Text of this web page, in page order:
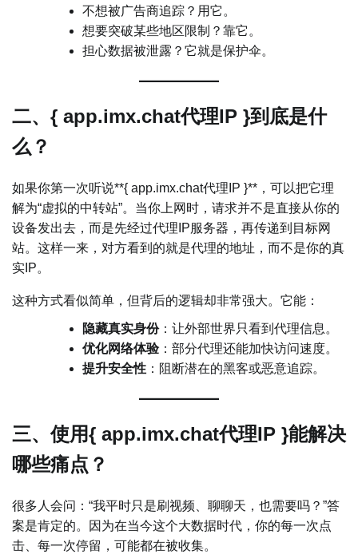
不想被广告商追踪？用它。
想要突破某些地区限制？靠它。
担心数据被泄露？它就是保护伞。
二、{ app.imx.chat代理IP }到底是什
么？
如果你第一次听说**{ app.imx.chat代理IP }**，可以把它理
解为“虚拟的中转站”。当你上网时，请求并不是直接从你的
设备发出去，而是先经过代理IP服务器，再传递到目标网
站。这样一来，对方看到的就是代理的地址，而不是你的真
实IP。
这种方式看似简单，但背后的逻辑却非常强大。它能：
隐藏真实身份：让外部世界只看到代理信息。
优化网络体验：部分代理还能加快访问速度。
提升安全性 ：阻断潜在的黑客或恶意追踪。
三、使用{ app.imx.chat代理IP }能解决
哪些痛点？
很多人会问：“我平时只是刷视频、聊聊天，也需要吗？”答
案是肯定的。因为在当今这个大数据时代，你的每一次点
击、每一次停留，可能都在被收集。